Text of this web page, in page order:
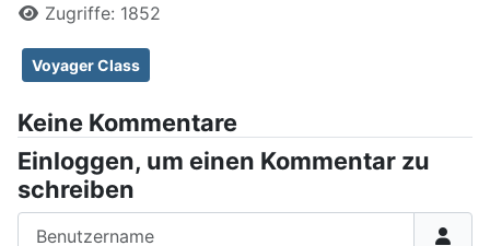
Zugriffe: 1852
Voyager Class
Keine Kommentare
Einloggen, um einen Kommentar zu
schreiben